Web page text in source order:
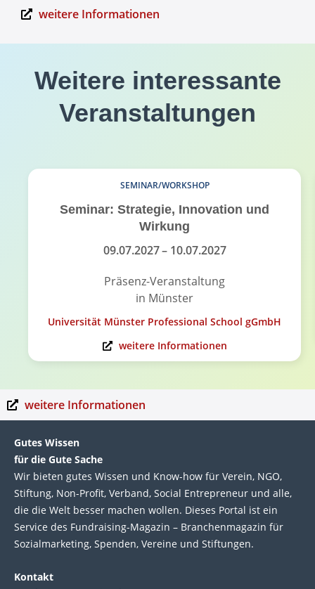
weitere Informationen
Weitere interessante
Veranstaltungen
SEMINAR/WORKSHOP
Seminar: Strategie, Innovation und
Wirkung
09.07.2027– 10.07.2027
Präsenz-Veranstaltung
in Münster
Universität Münster Professional School gGmbH
weitere Informationen
weitere Informationen
Gutes Wissen
für die Gute Sache
Wir bie­ten gutes Wis­sen und Know-how für Ver­ein, NGO,
Stif­tung, Non-Profit, Ver­band, Social Entre­pre­neur und alle,
die die Welt bes­ser machen wol­len. Die­ses Por­tal ist ein
Service des Fund­raising-Magazin – Bran­chen­magazin für
Sozial­marke­ting, Spen­den, Ver­eine und Stif­tun­gen.
Kontakt